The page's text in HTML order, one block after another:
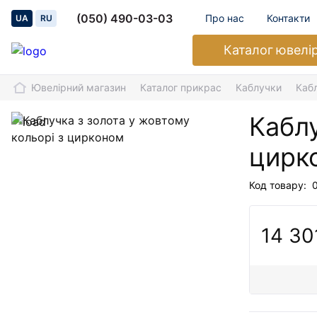
UA RU (050) 490-03-03 Про нас Контакти
Каталог
Ювелірний магазин Каталог прикрас Каблучки
Код товару:
14